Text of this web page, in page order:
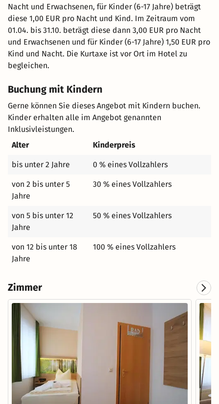
Nacht und Erwachsenen, für Kinder (6-17 Jahre) beträgt
diese 1,00 EUR pro Nacht und Kind. Im Zeitraum vom
01.04. bis 31.10. beträgt diese dann 3,00 EUR pro Nacht
und Erwachsenen und für Kinder (6-17 Jahre) 1,50 EUR pro
Kind und Nacht. Die Kurtaxe ist vor Ort im Hotel zu
begleichen.
Buchung mit Kindern
Gerne können Sie dieses Angebot mit Kindern buchen.
Kinder erhalten alle im Angebot genannten
Inklusivleistungen.
Alter
Kinderpreis
bis unter 2 Jahre 0 % eines Vollzahlers
von 2 bis unter 5
Jahre
30 % eines Vollzahlers
von 5 bis unter 12
Jahre
50 % eines Vollzahlers
von 12 bis unter 18
Jahre
100 % eines Vollzahlers
Zimmer